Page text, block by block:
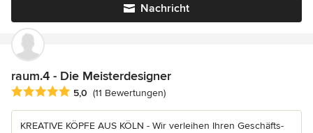
Nachricht
raum.4 - Die Meisterdesigner
Durchschnittliche Bewertung: 5 von 5 Sternen
5,0 (11 Bewertungen)
KREATIVE KÖPFE AUS KÖLN - Wir verleihen Ihren Geschäfts-